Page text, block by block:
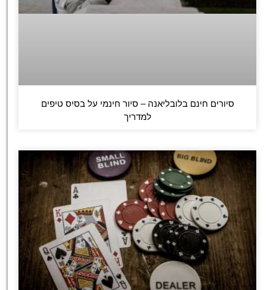
סיורים חינם בלובליאנה – סיור חינמי על בסיס טיפים
למדריך